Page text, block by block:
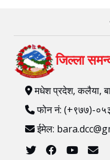
जिल्ला
मधेश प्रदेश, कलैया,
फोन नं: (+९७७)-
ईमेल: